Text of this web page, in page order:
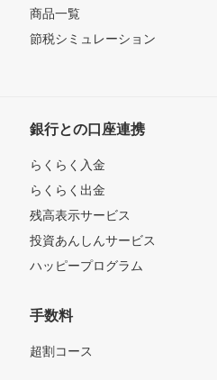
商品一覧
節税シミュレーション
銀行との口座連携
らくらく入金
らくらく出金
残高表示サービス
投資あんしんサービス
ハッピープログラム
手数料
超割コース